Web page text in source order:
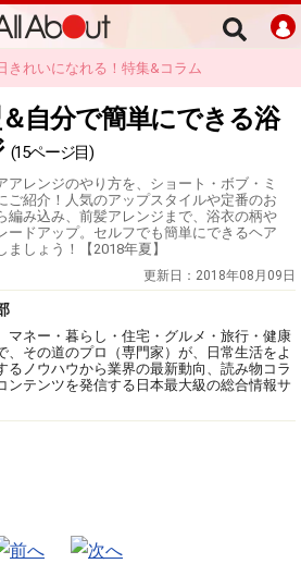
きれいになれる！特集&コラム
自分で簡単にできる浴
(15ページ目)
アレンジのやり方を、ショート・ボブ・ミ
ご紹介！人気のアップスタイルや定番のお
編み込み、前髪アレンジまで、浴衣の柄や
ードアップ。セルフでも簡単にできるヘア
しょう！【2018年夏】
更新日： 2018年08月09日
マネー・暮らし・住宅・グルメ・旅行・健康
、その道のプロ（専門家）が、日常生活をよ
るノウハウから業界の最新動向、読み物コラ
ンテンツを発信する日本最大級の総合情報サ